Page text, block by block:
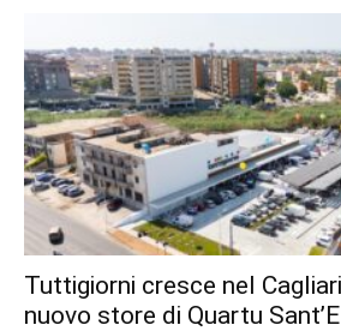
Tuttigiorni cresce nel
nuovo store di Quartu